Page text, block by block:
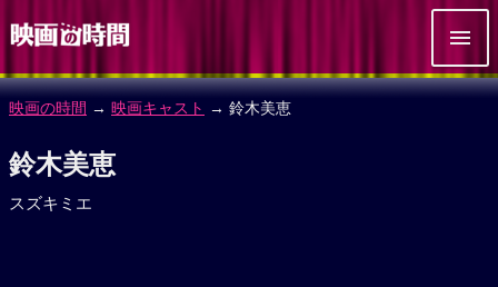
映画の時間 → 映画キャスト → 鈴木美恵
鈴木美恵
スズキミエ